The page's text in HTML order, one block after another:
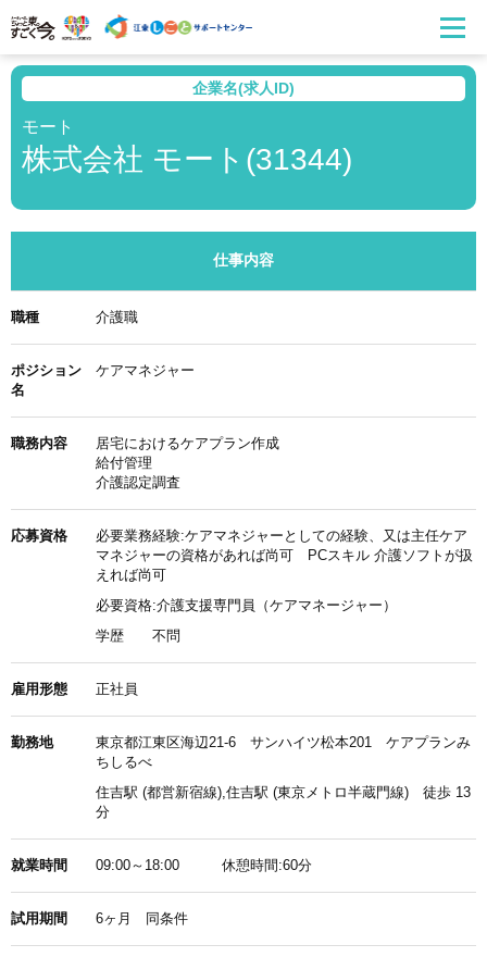
企業名(求人ID)
モート
株式会社 モート(31344)
仕事内容
職種 介護職
ポジション
名
ケアマネジャー
職務内容
居宅におけるケアプラン作成
給付管理
介護認定調査
応募資格
必要業務経験:ケアマネジャーとしての経験、又は主任ケア
マネジャーの資格があれば尚可 PCスキル 介護ソフトが扱
えれば尚可
必要資格:介護支援専門員（ケアマネージャー）
学歴
不問
雇用形態 正社員
勤務地
東京都江東区海辺21-6 サンハイツ松本201 ケアプランみ
ちしるべ
住吉駅 (都営新宿線),住吉駅 (東京メトロ半蔵門線) 徒歩 13
分
就業時間 09:00～18:00 休憩時間:60分
試用期間 6ヶ月 同条件